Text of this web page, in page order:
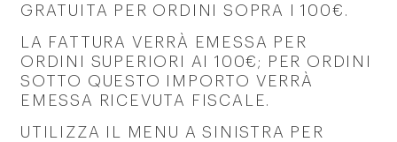
GRATUITA PER ORDINI SOPRA I 100€.
LA FATTURA VERRÀ EMESSA PER
ORDINI SUPERIORI AI 100€; PER ORDINI
SOTTO QUESTO IMPORTO VERRÀ
EMESSA RICEVUTA FISCALE.
UTILIZZA IL MENU A SINISTRA PER